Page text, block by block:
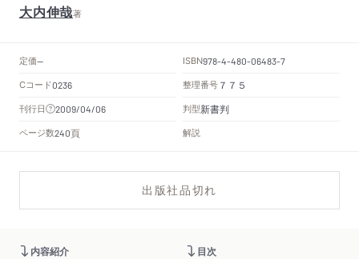
大内伸哉著
定価-- ISBN978-4-480-06483-7
Cコード0236 整理番号 ７７５
刊行日 2009/04/06 判型新書判
ページ数240頁 解説
出版社品切れ
内容紹介 目次